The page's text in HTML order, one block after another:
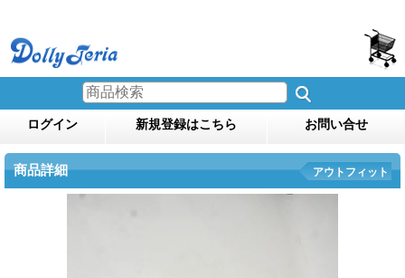
ログイン 新規登録はこちら お問い合せ
商品詳細 アウトフィット